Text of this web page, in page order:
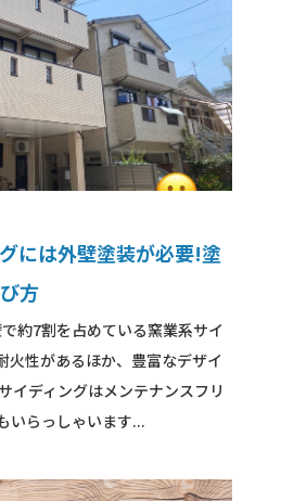
には外壁塗装が必要!塗
方
約7割を占めている窯業系サイ
火性があるほか、豊富なデザイ
イディングはメンテナンスフリ
いらっしゃいます...